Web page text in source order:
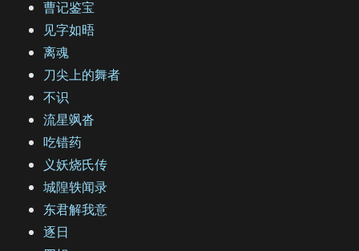
曹记鉴宝
见字如晤
离魂
刀尖上的舞者
不识
流星飒沓
吃错药
义妖烧氏传
城隍轶闻录
东君解我意
逐日